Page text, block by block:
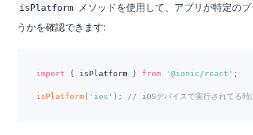
isPlatform メソッドを使用して、アプリが特定の
うかを確認できます:
import { isPlatform } from '@ionic/react' ;
isPlatform( 'ios' ) ; // iOSデバイスで実行されてる